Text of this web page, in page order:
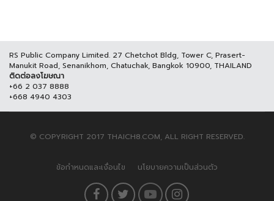
RS Public Company Limited. 27 Chetchot Bldg, Tower C, Prasert-
Manukit Road, Senanikhom, Chatuchak, Bangkok 10900, THAILAND
ติดต่อลงโฆษณา
+66 2 037 8888
+668 4940 4303
© COPYRIGHT 2017 THAICH8.COM, ALL RIGHT RESERVED.
ข้อกำหนดและเงื่อนไข นโยบายความเป็นส่วนตัว